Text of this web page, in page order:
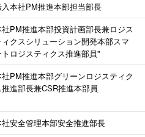
本社PM推進本部担当部長
PM推進本部投資計画部長兼ロジス
ィクスシリューション開発本部スマ
トロジスティクス推進部員"
PM推進本部グリーンロジスティク
推進部長兼CSR推進本部員
安全管理本部安全推進部長